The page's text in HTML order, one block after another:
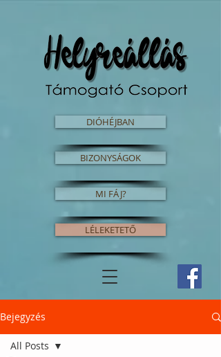
DIÓHÉJBAN
BIZONYSÁGOK
MI FÁJ?
LÉLEKETETŐ
Bejegyzés
All Posts